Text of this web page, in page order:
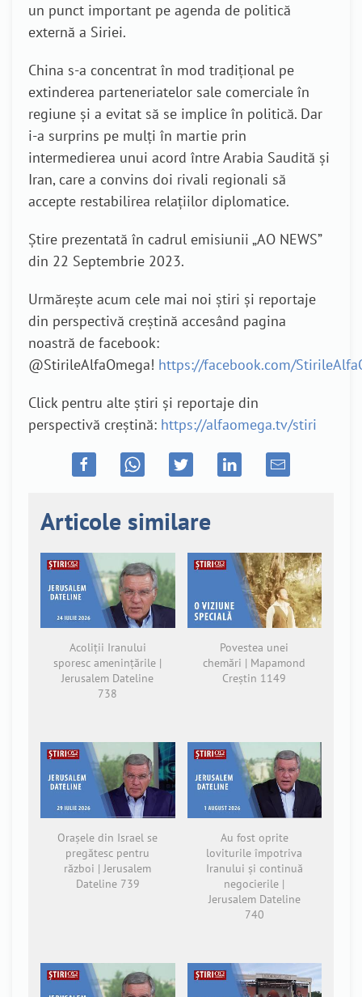
un punct important pe agenda de politică
externă a Siriei.
China s-a concentrat în mod tradițional pe
extinderea parteneriatelor sale comerciale în
regiune și a evitat să se implice în politică. Dar
i-a surprins pe mulți în martie prin
intermedierea unui acord între Arabia Saudită și
Iran, care a convins doi rivali regionali să
accepte restabilirea relațiilor diplomatice.
Știre prezentată în cadrul emisiunii „AO NEWS”
din 22 Septembrie 2023.
Urmărește acum cele mai noi știri și reportaje
din perspectivă creștină accesând pagina
noastră de facebook:
@StirileAlfaOmega! https://facebook.com/
Click pentru alte știri și reportaje din
perspectivă creștină: https://alfaomega.tv/stiri
Articole similare
Acoliții Iranului
sporesc amenințările |
Jerusalem Dateline
738
Povestea unei
chemări | Mapamond
Creștin 1149
Orașele din Israel se
pregătesc pentru
război | Jerusalem
Dateline 739
Au fost oprite
loviturile împotriva
Iranului și continuă
negocierile |
Jerusalem Dateline
740